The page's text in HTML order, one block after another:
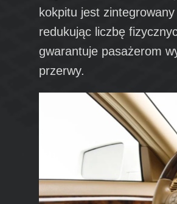
kokpitu jest
redukując liczbę
gwarantuje pasażerom
przerwy.